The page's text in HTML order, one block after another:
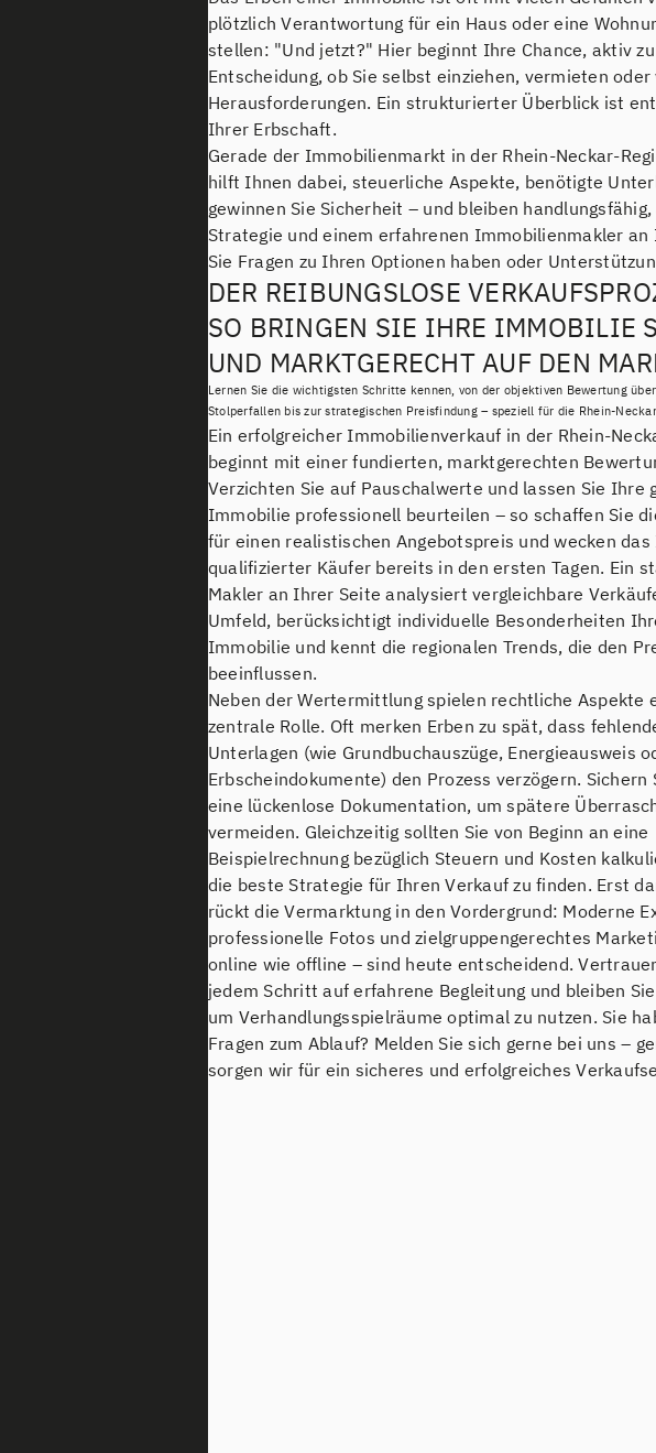
plötzlich Verantwortung für ein Haus oder eine
stellen: "Und jetzt?" Hier beginnt Ihre Chance, aktiv
Entscheidung, ob Sie selbst einziehen, vermieten
Herausforderungen. Ein strukturierter Überblick ist
Ihrer Erbschaft.
Gerade der Immobilienmarkt in der Rhein-Neckar-
hilft Ihnen dabei, steuerliche Aspekte, benötigte
gewinnen Sie Sicherheit – und bleiben
Strategie und einem erfahrenen Immobilienmakler
Sie Fragen zu Ihren Optionen haben oder
DER REIBUNGSLOSE
SO BRINGEN SIE IHRE IMMOBILIE
UND MARKTGERECHT AUF DEN
Lernen Sie die wichtigsten Schritte kennen, von der objektiven Bewertung
Stolperfallen bis zur strategischen Preisfindung – speziell für die Rhein-
Ein erfolgreicher Immobilienverkauf in der Rhein-
beginnt mit einer fundierten, marktgerechten
Verzichten Sie auf Pauschalwerte und lassen Sie Ihre
Immobilie professionell beurteilen – so schaffen Sie
für einen realistischen Angebotspreis und wecken
qualifizierter Käufer bereits in den ersten Tagen. Ein
Makler an Ihrer Seite analysiert vergleichbare
Umfeld, berücksichtigt individuelle Besonderheiten
Immobilie und kennt die regionalen Trends, die den
beeinflussen.
Neben der Wertermittlung spielen rechtliche Aspekte
zentrale Rolle. Oft merken Erben zu spät, dass
Unterlagen (wie Grundbuchauszüge, Energieausweis
Erbscheindokumente) den Prozess verzögern. Sichern
eine lückenlose Dokumentation, um spätere
vermeiden. Gleichzeitig sollten Sie von Beginn an eine
Beispielrechnung bezüglich Steuern und Kosten
die beste Strategie für Ihren Verkauf zu finden. Erst
rückt die Vermarktung in den Vordergrund: Moderne
professionelle Fotos und zielgruppengerechtes
online wie offline – sind heute entscheidend.
jedem Schritt auf erfahrene Begleitung und bleiben
um Verhandlungsspielräume optimal zu nutzen. Sie
Fragen zum Ablauf? Melden Sie sich gerne bei uns –
sorgen wir für ein sicheres und erfolgreiches